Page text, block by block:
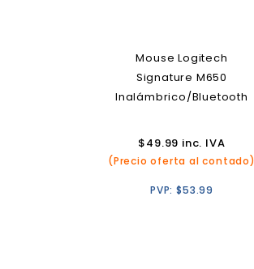
Mouse Logitech
Signature M650
Inalámbrico/Bluetooth
$49.99 inc. IVA
(Precio oferta al contado)
PVP:$53.99